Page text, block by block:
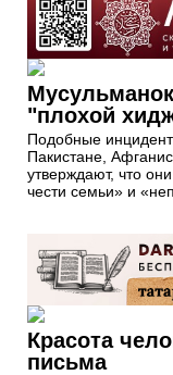
"плохой
Подобные
Пакистане,
утверждают, что
чести семьи» и
Красота
письма